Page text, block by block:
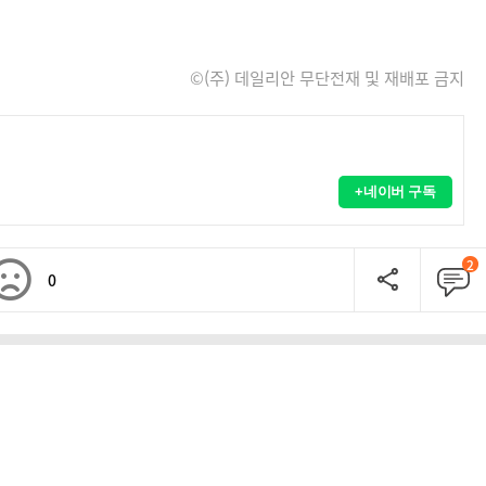
©(주) 데일리안 무단전재 및 재배포 금지
+네이버 구독
0
2